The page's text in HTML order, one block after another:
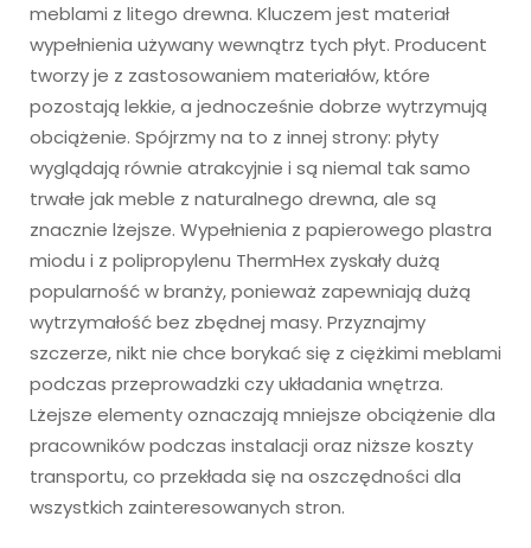
meblami z litego drewna. Kluczem jest materiał
wypełnienia używany wewnątrz tych płyt. Producent
tworzy je z zastosowaniem materiałów, które
pozostają lekkie, a jednocześnie dobrze wytrzymują
obciążenie. Spójrzmy na to z innej strony: płyty
wyglądają równie atrakcyjnie i są niemal tak samo
trwałe jak meble z naturalnego drewna, ale są
znacznie lżejsze. Wypełnienia z papierowego plastra
miodu i z polipropylenu ThermHex zyskały dużą
popularność w branży, ponieważ zapewniają dużą
wytrzymałość bez zbędnej masy. Przyznajmy
szczerze, nikt nie chce borykać się z ciężkimi meblami
podczas przeprowadzki czy układania wnętrza.
Lżejsze elementy oznaczają mniejsze obciążenie dla
pracowników podczas instalacji oraz niższe koszty
transportu, co przekłada się na oszczędności dla
wszystkich zainteresowanych stron.